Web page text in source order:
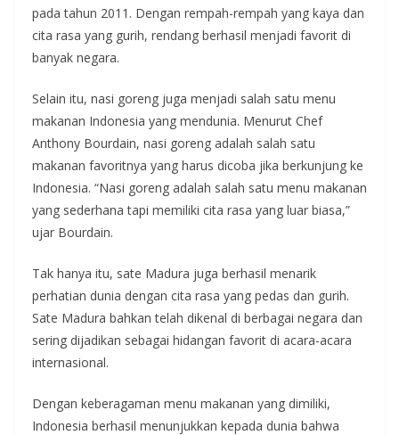
pada tahun 2011. Dengan rempah-rempah yang kaya dan
cita rasa yang gurih, rendang berhasil menjadi favorit di
banyak negara.
Selain itu, nasi goreng juga menjadi salah satu menu
makanan Indonesia yang mendunia. Menurut Chef
Anthony Bourdain, nasi goreng adalah salah satu
makanan favoritnya yang harus dicoba jika berkunjung ke
Indonesia. “Nasi goreng adalah salah satu menu makanan
yang sederhana tapi memiliki cita rasa yang luar biasa,”
ujar Bourdain.
Tak hanya itu, sate Madura juga berhasil menarik
perhatian dunia dengan cita rasa yang pedas dan gurih.
Sate Madura bahkan telah dikenal di berbagai negara dan
sering dijadikan sebagai hidangan favorit di acara-acara
internasional.
Dengan keberagaman menu makanan yang dimiliki,
Indonesia berhasil menunjukkan kepada dunia bahwa